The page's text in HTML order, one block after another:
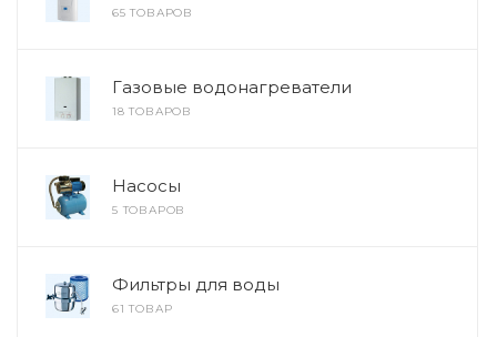
65 ТОВАРОВ
Газовые водонагреватели
18 ТОВАРОВ
Насосы
5 ТОВАРОВ
Фильтры для воды
61 ТОВАР